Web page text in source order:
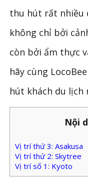
thu hút rất nhiều
không chỉ bởi
còn bởi ẩm thực
hãy cùng
hút khách du lịch
Nội
Vị trí thứ 3: Asakusa
Vị trí thứ 2: Skytree
Vị trí số 1: Kyoto